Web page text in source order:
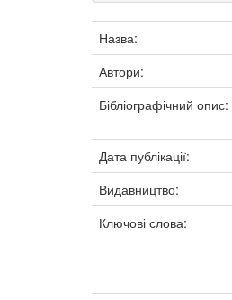
Назва:
Автори:
Бібліографічний опис:
Дата публікації:
Видавництво:
Ключові слова: